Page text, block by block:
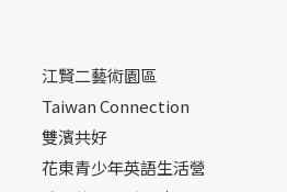
江賢二藝術園區
Taiwan Connection
雙濱共好
花東青少年英語生活營